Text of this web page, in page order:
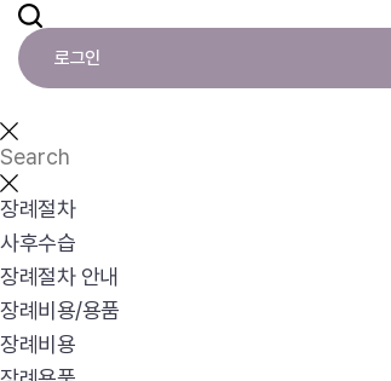
로그인
장례절차
사후수습
장례절차 안내
장례비용/용품
장례비용